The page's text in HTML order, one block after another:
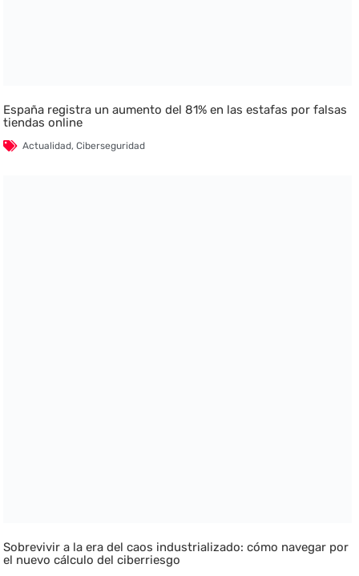
España registra un aumento del 81% en las estafas por falsas
tiendas online
Actualidad,Ciberseguridad
Sobrevivir a la era del caos industrializado: cómo navegar por
el nuevo cálculo del ciberriesgo